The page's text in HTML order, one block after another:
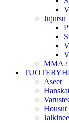
Jujutsu
MMA /
Aseet
Hanskat
Housut